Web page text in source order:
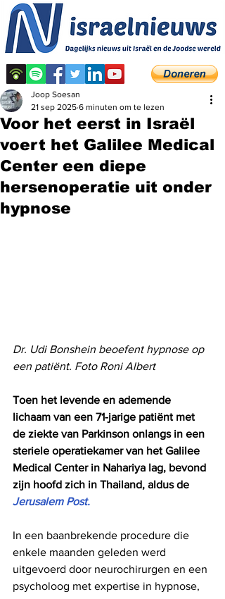
Voor het eerst in Israël
voert het Galilee Medical
Center een diepe
hersenoperatie uit onder
hypnose
Joop Soesan
21 sep 2025 6 minuten om te lezen
Dr. Udi Bonshein beoefent hypnose op
een patiënt. Foto Roni Albert
Toen het levende en ademende
lichaam van een 71-jarige patiënt met
de ziekte van Parkinson onlangs in een
steriele operatiekamer van het Galilee
Medical Center in Nahariya lag, bevond
zijn hoofd zich in Thailand, aldus de
Jerusalem Post.
In een baanbrekende procedure die
enkele maanden geleden werd
uitgevoerd door neurochirurgen en een
psycholoog met expertise in hypnose,